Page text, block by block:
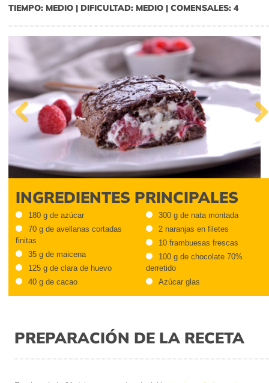
TIEMPO: MEDIO | DIFICULTAD: MEDIO | COMENSALES: 4
Previous
INGREDIENTES PRINCIPALES
180 g de azúcar
70 g de avellanas cortadas
finitas
35 g de maicena
125 g de clara de huevo
40 g de cacao
300 g de nata montada
2 naranjas en filetes
10 frambuesas frescas
100 g de chocolate 70%
derretido
Azúcar glas
PREPARACIÓN DE LA RECETA